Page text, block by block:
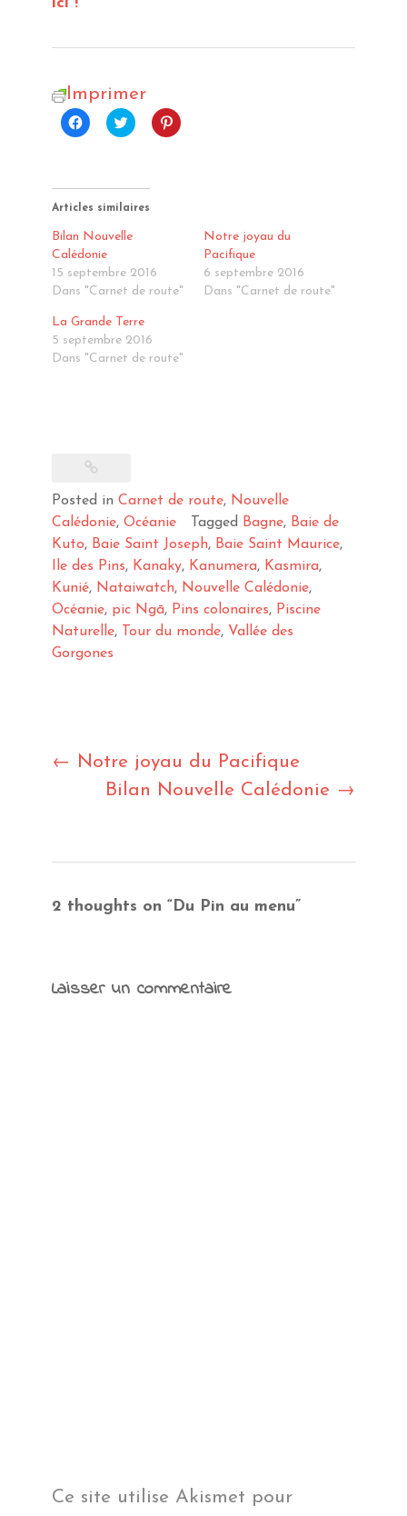
Imprimer
Cliquez
pour
une
nouvelle
fenêtre)
Cliquez
pour
une
nouvelle
fenêtre)
Cliquez
pour
Articles similaires
Bilan Nouvelle
Calédonie
15 septembre 2016
Dans "Carnet de route"
Notre joyau du
Pacifique
6 septembre 2016
Dans "Carnet de route"
La Grande Terre
5 septembre 2016
Dans "Carnet de route"
Posted in Carnet de route, Nouvelle
Calédonie, Océanie Tagged Bagne, Baie de
Kuto, Baie Saint Joseph, Baie Saint Maurice,
Ile des Pins, Kanaky, Kanumera, Kasmira,
Kunié, Nataiwatch, Nouvelle Calédonie,
Océanie, pic Ngā, Pins colonaires, Piscine
Naturelle, Tour du monde, Vallée des
Gorgones
Post
← Notre joyau du Pacifique
Bilan Nouvelle Calédonie →
2 thoughts on “Du Pin au menu”
Laisser un commentaire
Ce site utilise Akismet pour